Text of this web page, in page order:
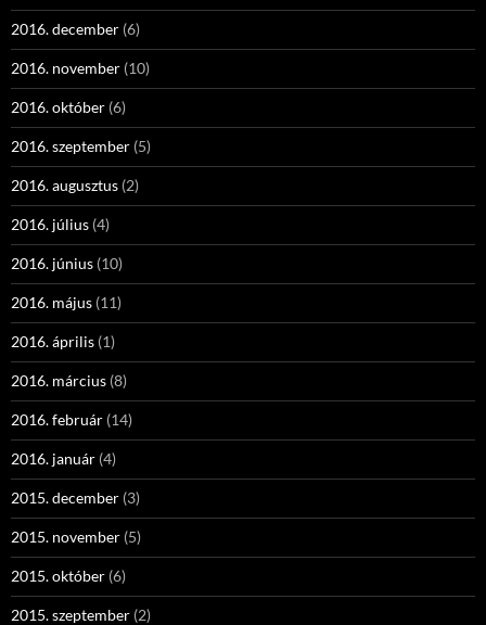
2016. december (6)
2016. november (10)
2016. október (6)
2016. szeptember (5)
2016. augusztus (2)
2016. július (4)
2016. június (10)
2016. május (11)
2016. április (1)
2016. március (8)
2016. február (14)
2016. január (4)
2015. december (3)
2015. november (5)
2015. október (6)
2015. szeptember (2)